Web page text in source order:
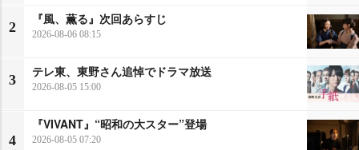
2
『風、薫る』次回あらすじ
2026-08-06 08:15
3
テレ東、東野さん追悼でドラマ放送
2026-08-05 15:00
4
『VIVANT』“昭和の大スター”登場
2026-08-05 07:20